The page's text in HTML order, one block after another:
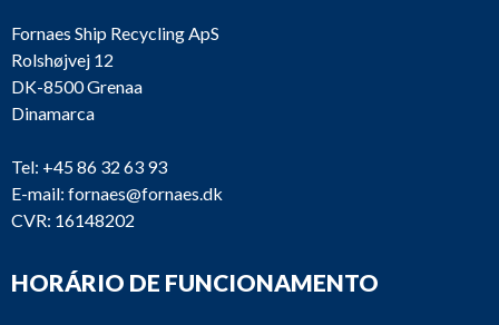
Fornaes Ship Recycling ApS
Rolshøjvej 12
DK-8500 Grenaa
Dinamarca
Tel: +45 86 32 63 93
E-mail: fornaes@fornaes.dk
CVR: 16148202
HORÁRIO DE FUNCIONAMENTO